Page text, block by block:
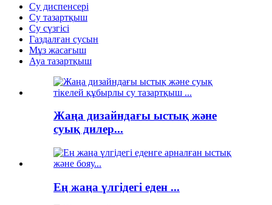
Су диспенсері
Су тазартқыш
Су сүзгісі
Газдалған сусын
Мұз жасағыш
Ауа тазартқыш
Жаңа дизайндағы ыстық және
суық дилер...
Ең жаңа үлгідегі еден ...